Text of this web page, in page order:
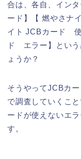
合は、各自、イン
ード】【 燃やさナ
イト JCBカード
ド エラー】という
ょうか？
そうやってJCBカ
で調査していくこ
ードが使えないエ
す。